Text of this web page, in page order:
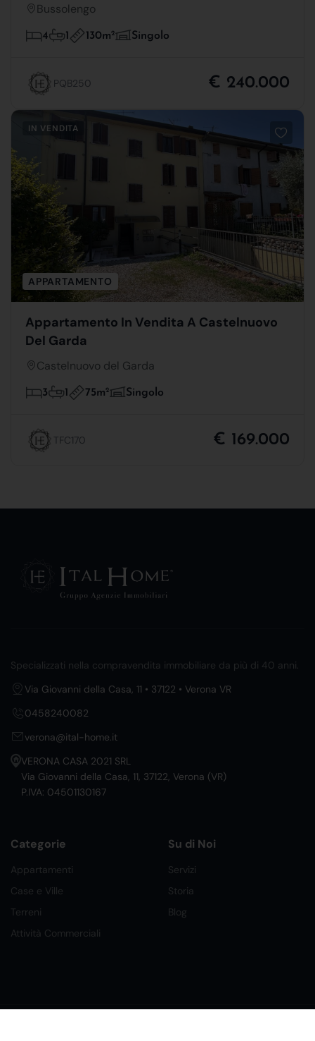
Bussolengo
4 1 130m2 Singolo
PQB250 € 240.000
IN VENDITA
APPARTAMENTO
Appartamento In Vendita A Castelnuovo
Del Garda
Castelnuovo del Garda
3 1 75m2 Singolo
TFC170 € 169.000
Specializzati nella compravendita immobiliare da più di 40 anni.
Via Giovanni della Casa, 11 • 37122 • Verona VR
0458240082
verona@ital-home.it
VERONA CASA 2021 SRL
Via Giovanni della Casa, 11, 37122, Verona (VR)
P.IVA: 04501130167
Categorie
Appartamenti
Case e Ville
Terreni
Attività Commerciali
Su di Noi
Servizi
Storia
Blog